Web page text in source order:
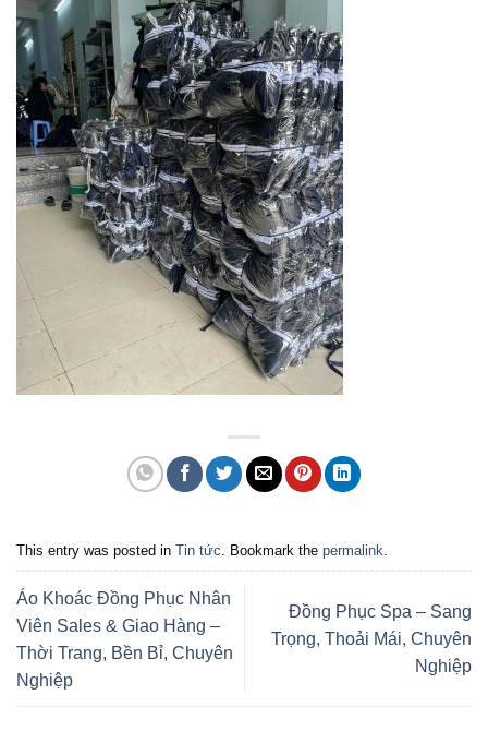
This entry was posted in Tin tức . Bookmark the permalink
Áo Khoác Đồng Phục Nhân
Viên Sales & Giao Hàng –
Thời Trang, Bền Bỉ, Chuyên
Nghiệp
Đồng Phục Spa – Sang
Trọng, Thoải Mái, Chuyên
Nghiệp